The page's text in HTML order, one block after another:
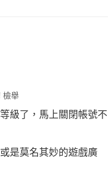
檢舉
級了，馬上關閉帳號不
是莫名其妙的遊戲廣